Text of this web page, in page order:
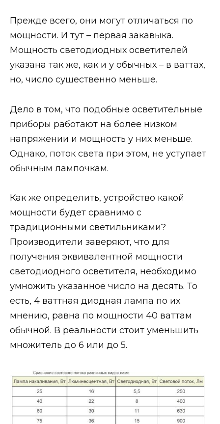
Прежде всего, они могут отличаться по
мощности. И тут – первая закавыка.
Мощность светодиодных осветителей
указана так же, как и у обычных – в ваттах,
но, число существенно меньше.
Дело в том, что подобные осветительные
приборы работают на более низком
напряжении и мощность у них меньше.
Однако, поток света при этом, не уступает
обычным лампочкам.
Как же определить, устройство какой
мощности будет сравнимо с
традиционными светильниками?
Производители заверяют, что для
получения эквивалентной мощности
светодиодного осветителя, необходимо
умножить указанное число на десять. То
есть, 4 ваттная диодная лампа по их
мнению, равна по мощности 40 ваттам
обычной. В реальности стоит уменьшить
множитель до 6 или до 5.